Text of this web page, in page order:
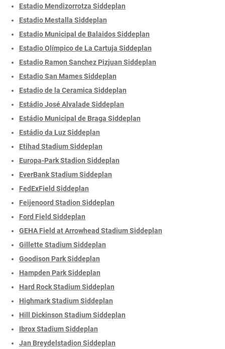
Estadio Mendizorrotza Siddeplan
Estadio Mestalla Siddeplan
Estadio Municipal de Balaidos Siddeplan
Estadio Olímpico de La Cartuja Siddeplan
Estadio Ramon Sanchez Pizjuan Siddeplan
Estadio San Mames Siddeplan
Estadio de la Ceramica Siddeplan
Estádio José Alvalade Siddeplan
Estádio Municipal de Braga Siddeplan
Estádio da Luz Siddeplan
Etihad Stadium Siddeplan
Europa-Park Stadion Siddeplan
EverBank Stadium Siddeplan
FedExField Siddeplan
Feijenoord Stadion Siddeplan
Ford Field Siddeplan
GEHA Field at Arrowhead Stadium Siddeplan
Gillette Stadium Siddeplan
Goodison Park Siddeplan
Hampden Park Siddeplan
Hard Rock Stadium Siddeplan
Highmark Stadium Siddeplan
Hill Dickinson Stadium Siddeplan
Ibrox Stadium Siddeplan
Jan Breydelstadion Siddeplan